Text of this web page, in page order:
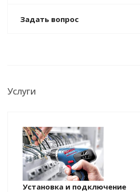
Задать вопрос
Услуги
Установка и подключение